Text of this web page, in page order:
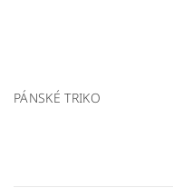
PÁNSKÉ TRIKO